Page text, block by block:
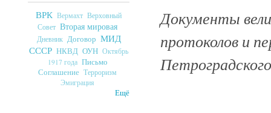
ВРК Вермахт Верховный
Совет Вторая мировая
Дневник Договор МИД
СССР НКВД ОУН Октябрь
1917 года Письмо
Соглашение Терроризм
Эмиграция
Ещё
Документы
протоколов и